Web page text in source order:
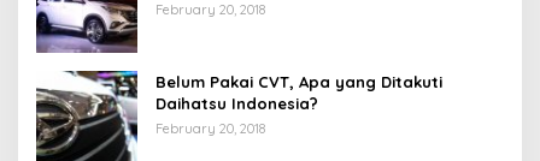
February 20, 2018
Belum Pakai CVT, Apa yang Ditakuti
Daihatsu Indonesia?
February 20, 2018